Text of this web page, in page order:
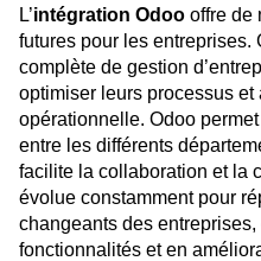
L’intégration Odoo offre de
futures pour les entreprises.
complète de gestion
optimiser leurs processus
opérationnelle. Odoo
entre les différents
facilite la collaboration et la
évolue constamment pour
changeants des
fonctionnalités et en